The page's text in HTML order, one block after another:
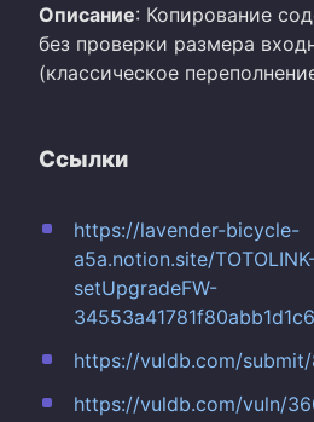
Описание: Копирование
без проверки размера
(классическое
Ссылки
https://lavender-bicycle-
a5a.notion.site/
setUpgradeFW-
https://vuldb.com/
https://vuldb.com/vuln/